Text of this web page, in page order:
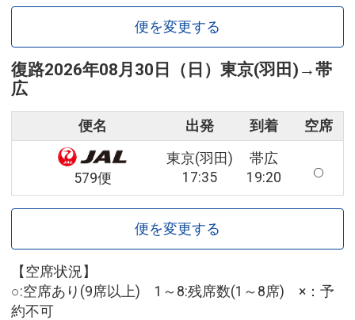
便を変更する
復路2026年08月30日（日） 東京(羽田) →帯
広
便名 出発 到着 空席
579便
東京(羽田)
17:35
帯広
19:20
便を変更する
【空席状況】
○:空席あり(9席以上) 1～8:残席数(1～8席) ×：予
約不可